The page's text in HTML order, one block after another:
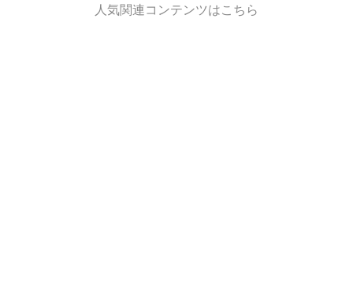
人気関連コンテンツはこちら